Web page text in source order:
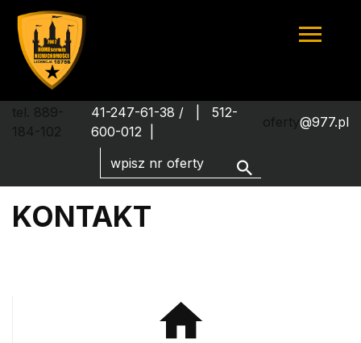
tel. 889-
184-102
41-247-61-38 /
512-
600-012
oferty@977.pl
KONTAKT